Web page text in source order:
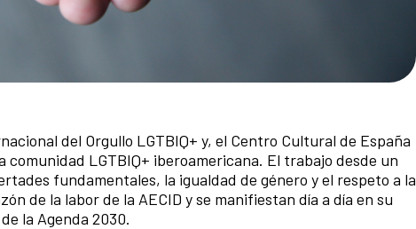
del Orgullo LGTBIQ+ y, el Centro Cultural de España
LGTBIQ+ iberoamericana. El trabajo desde un
fundamentales, la igualdad de género y el respeto a la
de la labor de la AECID y se manifiestan día a día en su
la Agenda 2030.